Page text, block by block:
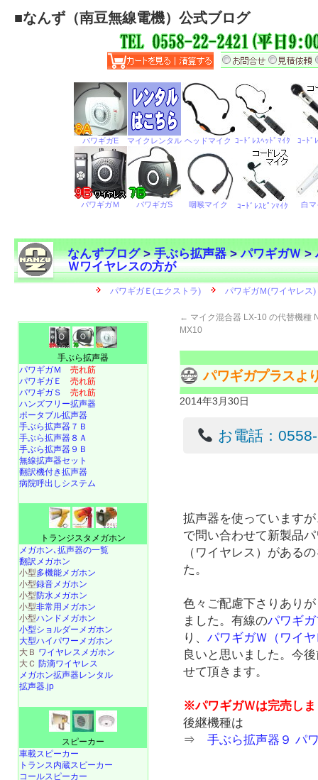
■なんず（南豆無線電機）公式ブログ
なんずブログ>手ぶら拡声器>パワギガＷ>
Ｗワイヤレスの方が
← マイク混合器 LX-10 の代替機種
MX10
パワギガプラスよ
2014年3月30日
お電話：
拡声器を使っています
で問い合わせて新製品
（ワイヤレス）がある
た。
色々ご配慮下さりあり
ました。有線のパワギ
り、パワギガＷ（ワイ
良いと思いました。今
せて頂きます。
※パワギガＷは完売しま
後継機種は
⇒手ぶら拡声器９ パ
手ぶら拡声器
パワギガＭ 売れ筋
パワギガＥ 売れ筋
パワギガＳ 売れ筋
ハンズフリー拡声器
ポータブル拡声器
手ぶら拡声器７Ｂ
手ぶら拡声器８Ａ
手ぶら拡声器９Ｂ
無線拡声器セット
翻訳機付き拡声器
病院呼出しシステム
トランジスタメガホン
メガホン､拡声器の一覧
翻訳メガホン
小型多機能メガホン
小型録音メガホン
小型防水メガホン
小型非常用メガホン
小型ハンドメガホン
小型ショルダーメガホン
大型ハイパワーメガホン
大Ｂ ワイヤレスメガホン
大Ｃ 防滴ワイヤレス
メガホン拡声器レンタル
拡声器.jp
スピーカー
車載スピーカー
トランス内蔵スピーカー
コールスピーカー